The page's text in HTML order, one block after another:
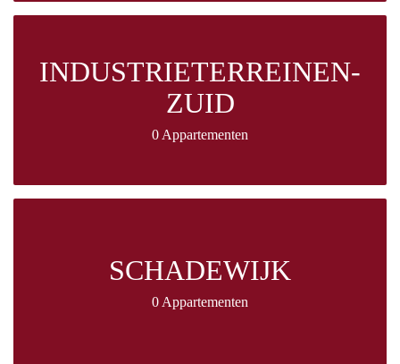
INDUSTRIETERREINEN-
ZUID
0 Appartementen
SCHADEWIJK
0 Appartementen